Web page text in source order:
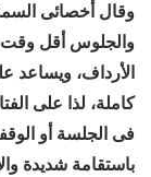
وقال أخصائى
والجلوس أقل
الأرداف، ويساعد
كاملة، لذا على
فى الجلسة أو
باستقامة شديدة